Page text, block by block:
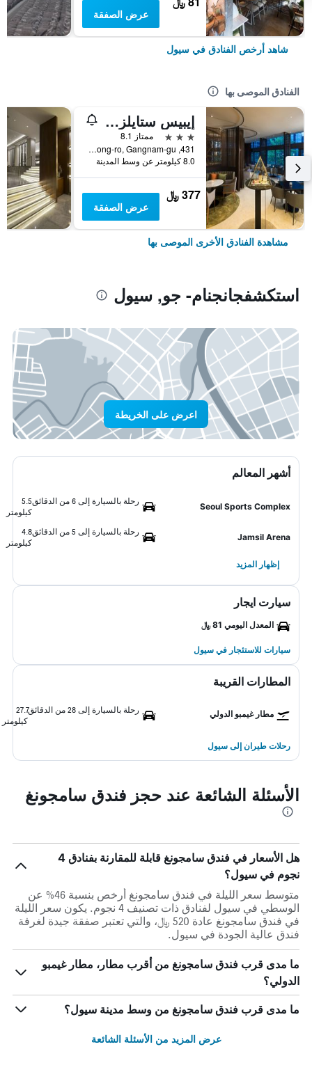
عرض الصفقة
شاهد أرخص الفنادق في سيول
الفنادق الموصى بها
إيبيس ستايلز أمباسادور سيول غانغنام
3 نجوم
ممتاز 8.1
431, Samseong-ro, Gangnam-gu, سيول, كوريا الجنوبية
8.0 كيلومتر عن وسط المدينة
377 ﷼
عرض الصفقة
مشاهدة الفنادق الأخرى الموصى بها
استكشفجانجنام- جو, سيول
اعرض على الخريطة
أشهر المعالم
Seoul Sports Complex
رحلة بالسيارة إلى 6 من الدقائق
5.5
كيلومتر
Jamsil Arena
رحلة بالسيارة إلى 5 من الدقائق
4.8
كيلومتر
إظهار المزيد
سيارت ايجار
المعدل اليومي 81 ﷼
سيارات للاستئجار في سيول
المطارات القريبة
مطار غيمبو الدولي رحلة بالسيارة إلى 28 من الدقائق
27.7
كيلومتر
رحلات طيران إلى سيول
الأسئلة الشائعة عند حجز فندق سامجونغ
هل الأسعار في فندق سامجونغ قابلة للمقارنة بفنادق 4
نجوم في سيول؟
متوسط سعر الليلة في فندق سامجونغ أرخص بنسبة 46% عن
الوسطي في سيول لفنادق ذات تصنيف 4 نجوم. يكون سعر الليلة
في فندق سامجونغ عادة 520 ﷼، والتي تعتبر صفقة جيدة لغرفة
فندق عالية الجودة في سيول.
ما مدى قرب فندق سامجونغ من أقرب مطار، مطار غيمبو
الدولي؟
ما مدى قرب فندق سامجونغ من وسط مدينة سيول؟
عرض المزيد من الأسئلة الشائعة